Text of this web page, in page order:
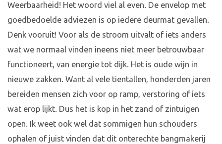
Weerbaarheid! Het woord viel al even. De envelop met
goedbedoelde adviezen is op iedere deurmat gevallen.
Denk vooruit! Voor als de stroom uitvalt of iets anders
wat we normaal vinden ineens niet meer betrouwbaar
functioneert, van energie tot dijk. Het is oude wijn in
nieuwe zakken. Want al vele tientallen, honderden jaren
bereiden mensen zich voor op ramp, verstoring of iets
wat erop lijkt. Dus het is kop in het zand of zintuigen
open. Ik weet ook wel dat sommigen hun schouders
ophalen of juist vinden dat dit onterechte bangmakerij